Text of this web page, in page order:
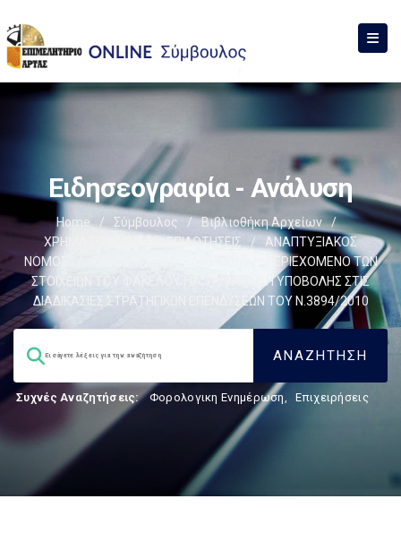
Ειδησεογραφία - Ανάλυση
Home / Σύμβουλος / Βιβλιοθήκη Αρχείων
/
ΧΡΗΜΑΤΟΔΟΤΗΣΕΙΣ-ΕΠΙΔΟΤΗΣΕΙΣ
/
ΑΝΑΠΤΥΞΙΑΚΟΣ
ΝΟΜΟΣ
ΠΕΡΙΕΧΟΜΕΝΟ ΤΩΝ
ΣΤΟΙΧΕΙΩΝ ΤΟΥ ΦΑΚΕΛΟΥ ΓΙΑ ΤΗΝ ΑΙΤΗΣΗ ΥΠΟΒΟΛΗΣ ΣΤΙΣ
ΔΙΑΔΙΚΑΣΙΕΣ ΣΤΡΑΤΗΓΙΚΩΝ ΕΠΕΝΔΥΣΕΩΝ ΤΟΥ Ν.3894/2010
Συχνές Αναζητήσεις: Φορολογικη Ενημέρωση, Επιχειρήσεις